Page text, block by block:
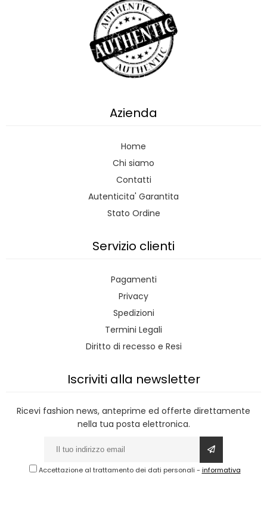
Azienda
Home
Chi siamo
Contatti
Autenticita' Garantita
Stato Ordine
Servizio clienti
Pagamenti
Privacy
Spedizioni
Termini Legali
Diritto di recesso e Resi
Iscriviti alla newsletter
Ricevi fashion news, anteprime ed offerte direttamente
nella tua posta elettronica.
Accettazione al trattamento dei dati personali - informativa